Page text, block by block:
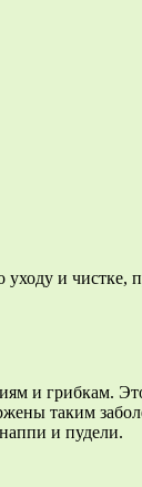
уходу и чистке,
и грибкам.
таким
и пудели.